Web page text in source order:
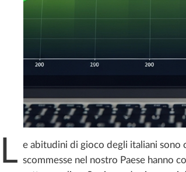
L e abitudini di gioco degli italiani sono
scommesse nel nostro Paese hanno